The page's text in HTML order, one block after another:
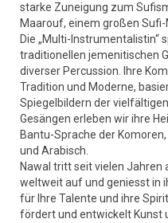
starke Zuneigung zum
Maarouf, einem großen Sufi-
Die „Multi-Instrumentalistin“
traditionellen jemenitischen
diverser Percussion. Ihre
Tradition und Moderne,
Spiegelbildern der
Gesängen erleben wir ihre
Bantu-Sprache der
und Arabisch.
Nawal tritt seit vielen Jahren
weltweit auf und geniesst in
für Ihre Talente und ihre
fördert und entwickelt Kunst